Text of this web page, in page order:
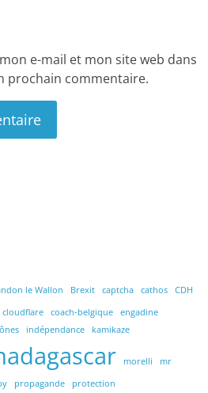
e-mail et mon site web dans
prochain commentaire.
le Wallon Brexit captcha cathos
CDH
cloudflare coach-belgique
engadine
indépendance kamikaze
morelli
mr
propagande protection